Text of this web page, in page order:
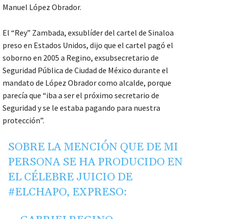
Manuel López Obrador.
El “Rey” Zambada, exsublíder del cartel de Sinaloa
preso en Estados Unidos, dijo que el cartel pagó el
soborno en 2005 a Regino, exsubsecretario de
Seguridad Pública de Ciudad de México durante el
mandato de López Obrador como alcalde, porque
parecía que “iba a ser el próximo secretario de
Seguridad y se le estaba pagando para nuestra
protección”.
SOBRE LA MENCIÓN QUE DE MI
PERSONA SE HA PRODUCIDO EN
EL CÉLEBRE JUICIO DE
#ELCHAPO, EXPRESO: